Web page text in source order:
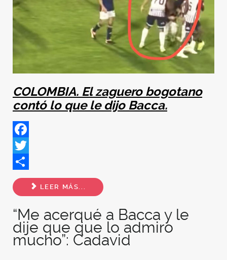
COLOMBIA. El zaguero bogotano
contó lo que le dijo Bacca.
Facebook
Twitter
Share
LEER MÁS...
“Me acerqué a Bacca y le
dije que que lo admiro
mucho”: Cadavid